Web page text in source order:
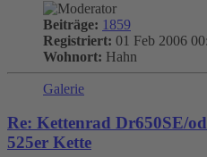
Beiträge: 1859
Registriert: 01 Feb 2006
Wohnort: Hahn
Galerie
Re: Kettenrad Dr650SE/
525er Kette